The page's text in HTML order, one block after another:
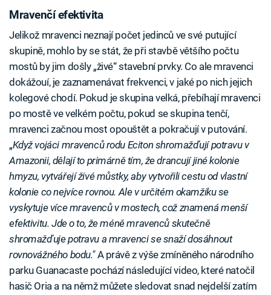
Mravenčí efektivita
Jelikož mravenci neznají počet jedinců ve své putující
skupině, mohlo by se stát, že při stavbě většího počtu
mostů by jim došly „živé“ stavební prvky. Co ale mravenci
dokážouí, je zaznamenávat frekvenci, v jaké po nich jejich
kolegové chodí. Pokud je skupina velká, přebíhají mravenci
po mostě ve velkém počtu, pokud se skupina tenčí,
mravenci začnou most opouštět a pokračují v putování.
„Když vojáci mravenců rodu Eciton shromažďují potravu v
Amazonii, dělají to primárně tím, že drancují jiné kolonie
hmyzu, vytvářejí živé můstky, aby vytvořili cestu od vlastní
kolonie co nejvíce rovnou. Ale v určitém okamžiku se
vyskytuje více mravenců v mostech, což znamená menší
efektivitu. Jde o to, že méně mravenců skutečně
shromažďuje potravu a mravenci se snaží dosáhnout
rovnovážného bodu."A právě z výše zmíněného národního
parku Guanacaste pochází následující video, které natočil
hasič Oria a na němž můžete sledovat snad nejdelší zatím